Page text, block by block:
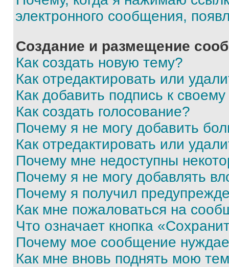
электронного сообщения,
Создание и размещение
Как создать новую тему?
Как отредактировать или
Как добавить подпись к
Как создать голосование?
Почему я не могу добавить
Как отредактировать или
Почему мне недоступны
Почему я не могу добавлять
Почему я получил
Как мне пожаловаться на
Что означает кнопка
Почему мое сообщение
Как мне вновь поднять мою